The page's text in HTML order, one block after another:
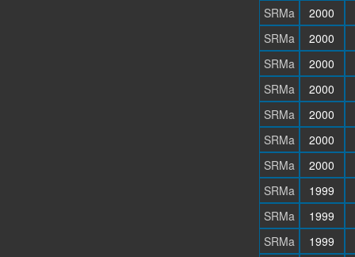
SRMa
2000
SRMa
2000
SRMa
2000
SRMa
2000
SRMa
2000
SRMa
2000
SRMa
2000
SRMa
1999
SRMa
1999
SRMa
1999